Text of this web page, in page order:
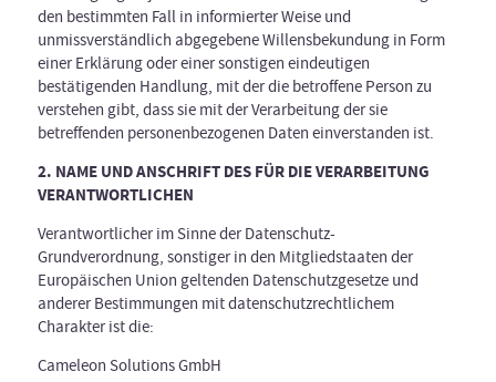
den bestimmten Fall in informierter Weise und
unmissverständlich abgegebene Willensbekundung in Form
einer Erklärung oder einer sonstigen eindeutigen
bestätigenden Handlung, mit der die betroffene Person zu
verstehen gibt, dass sie mit der Verarbeitung der sie
betreffenden personenbezogenen Daten einverstanden ist.
2. NAME UND ANSCHRIFT DES FÜR DIE VERARBEITUNG
VERANTWORTLICHEN
Verantwortlicher im Sinne der Datenschutz-
Grundverordnung, sonstiger in den Mitgliedstaaten der
Europäischen Union geltenden Datenschutzgesetze und
anderer Bestimmungen mit datenschutzrechtlichem
Charakter ist die:
Cameleon Solutions GmbH